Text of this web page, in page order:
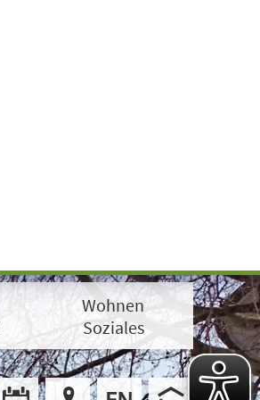
Wohnen
Soziales